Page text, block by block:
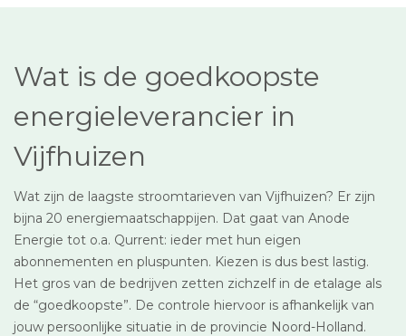
Wat is de goedkoopste
energieleverancier in
Vijfhuizen
Wat zijn de laagste stroomtarieven van Vijfhuizen? Er zijn
bijna 20 energiemaatschappijen. Dat gaat van Anode
Energie tot o.a. Qurrent: ieder met hun eigen
abonnementen en pluspunten. Kiezen is dus best lastig.
Het gros van de bedrijven zetten zichzelf in de etalage als
de “goedkoopste”. De controle hiervoor is afhankelijk van
jouw persoonlijke situatie in de provincie Noord-Holland.